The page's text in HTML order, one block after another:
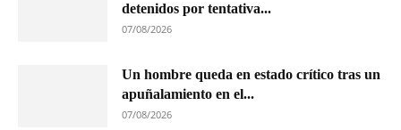
detenidos por tentativa...
07/08/2026
Un hombre queda en estado crítico tras un
apuñalamiento en el...
07/08/2026